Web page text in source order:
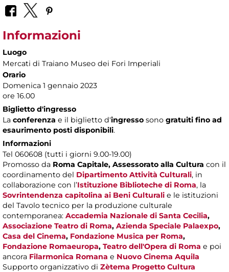
Informazioni
Luogo
Mercati di Traiano Museo dei Fori Imperiali
Orario
Domenica 1 gennaio 2023
ore 16.00
Biglietto d'ingresso
La conferenza e il biglietto d'ingresso sono gratuiti fino ad
esaurimento posti disponibili.
Informazioni
Tel 060608 (tutti i giorni 9.00-19.00)
Promosso da Roma Capitale, Assessorato alla Cultura con il
coordinamento del Dipartimento Attività Culturali, in
collaborazione con l’Istituzione Biblioteche di Roma, la
Sovrintendenza capitolina ai Beni Culturali e le istituzioni
del Tavolo tecnico per la produzione culturale
contemporanea: Accademia Nazionale di Santa Cecilia,
Associazione Teatro di Roma, Azienda Speciale Palaexpo,
Casa del Cinema, Fondazione Musica per Roma,
Fondazione Romaeuropa, Teatro dell'Opera di Roma e poi
ancora Filarmonica Romana e Nuovo Cinema Aquila
Supporto organizzativo di Zètema Progetto Cultura